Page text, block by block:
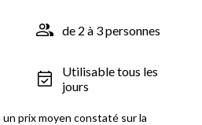
de 2 à 3 personnes
Utilisable tous les
jours
prix moyen constaté sur la